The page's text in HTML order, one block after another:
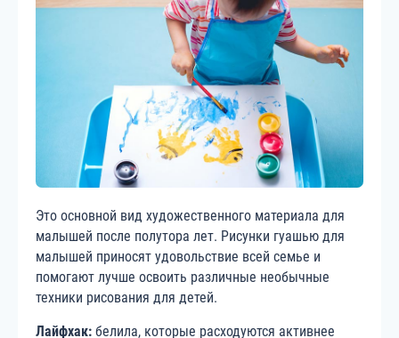
Это основной вид художественного материала для
малышей после полутора лет. Рисунки гуашью для
малышей приносят удовольствие всей семье и
помогают лучше освоить различные необычные
техники рисования для детей.
Лайфхак: белила, которые расходуются активнее